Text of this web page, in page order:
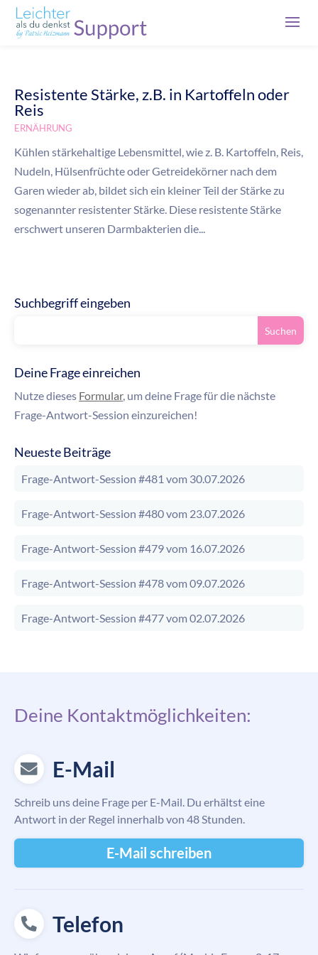
Resistente Stärke, z.B. in Kartoffeln oder
Reis
ERNÄHRUNG
Kühlen stärkehaltige Lebensmittel, wie z. B. Kartoffeln, Reis,
Nudeln, Hülsenfrüchte oder Getreidekörner nach dem
Garen wieder ab, bildet sich ein kleiner Teil der Stärke zu
sogenannter resistenter Stärke. Diese resistente Stärke
erschwert unseren Darmbakterien die...
Suchbegriff eingeben
Deine Frage einreichen
Nutze dieses Formular, um deine Frage für die nächste
Frage-Antwort-Session einzureichen!
Neueste Beiträge
Frage-Antwort-Session #481 vom 30.07.2026
Frage-Antwort-Session #480 vom 23.07.2026
Frage-Antwort-Session #479 vom 16.07.2026
Frage-Antwort-Session #478 vom 09.07.2026
Frage-Antwort-Session #477 vom 02.07.2026
Deine Kontaktmöglichkeiten:
E-Mail
Schreib uns deine Frage per E-Mail. Du erhältst eine
Antwort in der Regel innerhalb von 48 Stunden.
E-Mail schreiben
Telefon